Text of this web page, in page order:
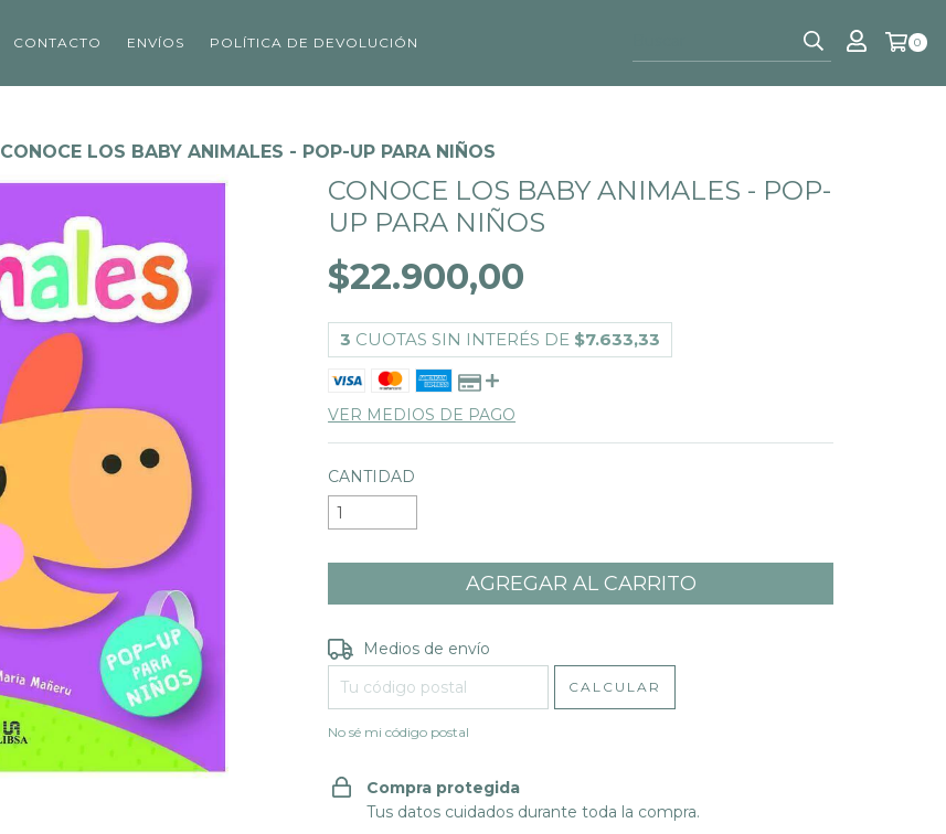
CONTACTO ENVÍOS POLÍTICA DE DEVOLUCIÓN 0
CONOCE LOS BABY ANIMALES - POP-UP PARA NIÑOS
CONOCE LOS BABY ANIMALES - POP-
UP PARA NIÑOS
$22.900,00
3 CUOTAS SIN INTERÉS DE $7.633,33
VER MEDIOS DE PAGO
CANTIDAD
Entregas para el CP:
Medios de envío
CALCULAR
No sé mi código postal
Compra protegida
Tus datos cuidados durante toda la compra.